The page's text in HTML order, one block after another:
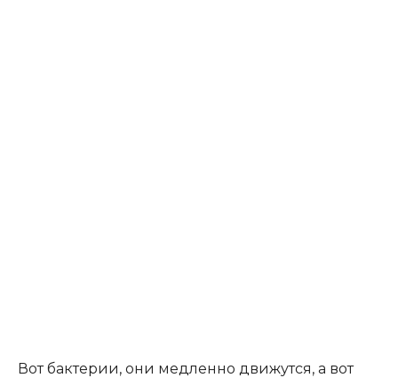
Вот бактерии, они медленно движутся, а вот